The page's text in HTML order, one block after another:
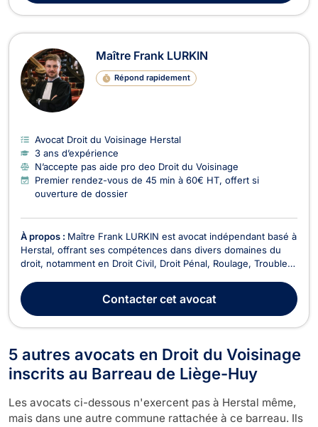
Maître Frank LURKIN
Répond rapidement
Avocat Droit du Voisinage Herstal
3 ans d’expérience
N’accepte pas aide pro deo Droit du Voisinage
Premier rendez-vous de 45 min à 60€ HT, offert si
ouverture de dossier
À propos : Maître Frank LURKIN est avocat indépendant basé à
Herstal, offrant ses compétences dans divers domaines du
droit, notamment en Droit Civil, Droit Pénal, Roulage, Troubles
Droit des Assurances. En tant qu'avocat dynamique et réactif,
Maître LURKIN s'engage à fournir u...
Contactercet avocat
5 autres avocats en Droit du Voisinage
inscrits au Barreau de Liège-Huy
Les avocats ci-dessous n'exercent pas à Herstal même,
mais dans une autre commune rattachée à ce barreau. Ils